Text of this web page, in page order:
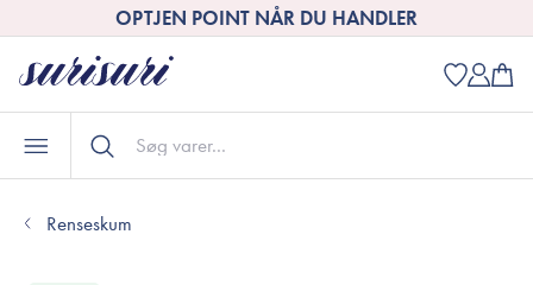
OPTJEN POINT NÅR DU HANDLER
Renseskum